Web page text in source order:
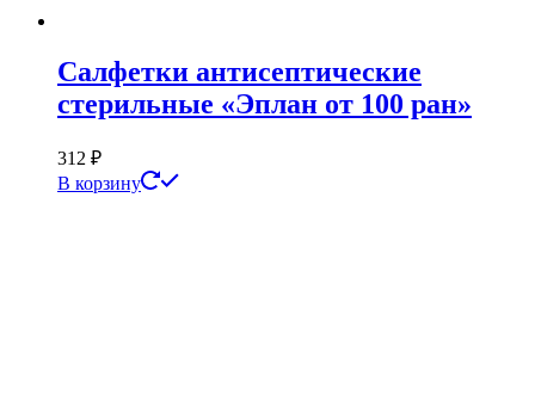
Салфетки антисептические
стерильные «Эплан от 100 ран»
312 ₽
В корзину